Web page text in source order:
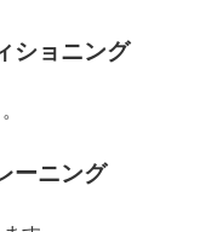
ショニング
ーニング